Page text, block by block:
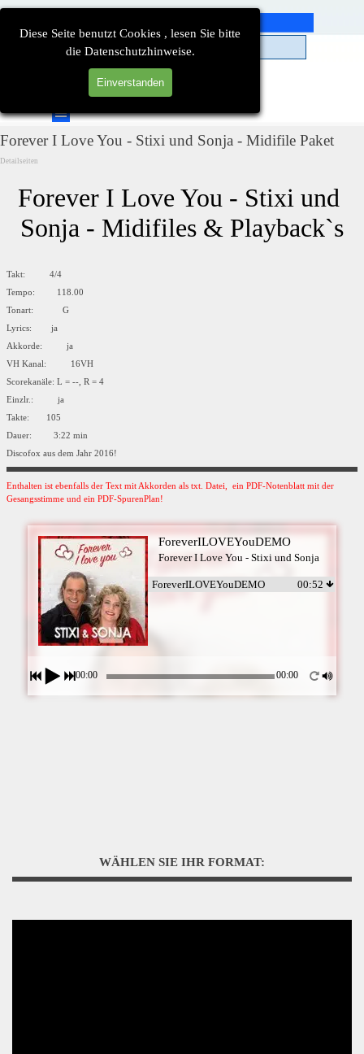
Diese Seite benutzt Cookies , lesen Sie bitte
die Datenschutzhinweise.
Einverstanden
Direkt zum Seiteninhalt
Menü überspringen
Forever I Love You - Stixi und Sonja - Midifile Paket
Detailseiten
Forever I Love You - Stixi und
Sonja - Midifiles & Playback`s
Takt: 4/4
Tempo: 118.00
Tonart: G
Lyrics: ja
Akkorde: ja
VH Kanal: 16VH
Scorekanäle: L = --, R = 4
Einzlr.: ja
Takte: 105
Dauer: 3:22 min
Discofox aus dem Jahr 2016!
Enthalten ist ebenfalls der Text mit Akkorden als txt. Datei, ein PDF-Notenblatt mit der
Gesangsstimme und ein PDF-SpurenPlan!
ForeverILOVEYouDEMO
Forever I Love You - Stixi und Sonja
ForeverILOVEYouDEMO 00:52
00:00 00:00
WÄHLEN SIE IHR FORMAT: